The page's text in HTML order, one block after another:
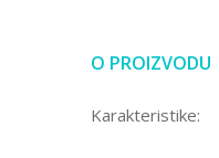
O PROIZVODU
Karakteristike: